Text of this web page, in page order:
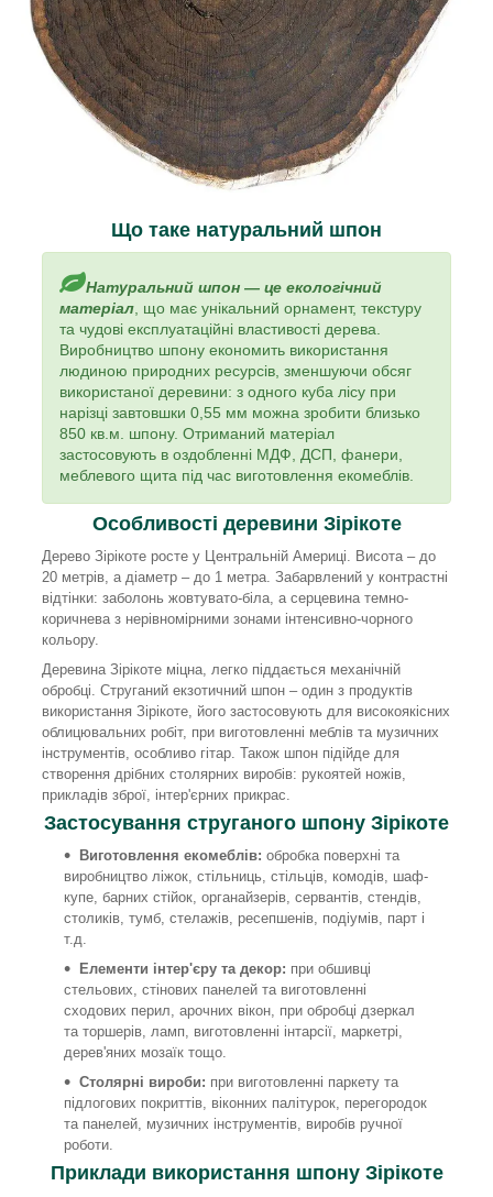
Що таке натуральний шпон
Натуральний шпон — це екологічний
матеріал , що має унікальний орнамент, текстуру
та чудові експлуатаційні властивості дерева.
Виробництво шпону економить використання
людиною природних ресурсів, зменшуючи обсяг
використаної деревини: з одного куба лісу при
нарізці завтовшки 0,55 мм можна зробити близько
850 кв.м. шпону. Отриманий матеріал
застосовують в оздобленні МДФ, ДСП, фанери,
меблевого щита під час виготовлення екомеблів.
Особливості деревини Зірікоте
Дерево Зірікоте росте у Центральній Америці. Висота – до
20 метрів, а діаметр – до 1 метра. Забарвлений у контрастні
відтінки: заболонь жовтувато-біла, а серцевина темно-
коричнева з нерівномірними зонами інтенсивно-чорного
кольору.
Деревина Зірікоте міцна, легко піддається механічній
обробці. Струганий екзотичний шпон – один з продуктів
використання Зірікоте, його застосовують для високоякісних
облицювальних робіт, при виготовленні меблів та музичних
інструментів, особливо гітар. Також шпон підійде для
створення дрібних столярних виробів: рукоятей ножів,
прикладів зброї, інтер'єрних прикрас.
Застосування струганого шпону Зірікоте
Виготовлення екомеблів: обробка поверхні та
виробництво ліжок, стільниць, стільців, комодів, шаф-
купе, барних стійок, органайзерів, сервантів, стендів,
столиків, тумб, стелажів, ресепшенів, подіумів, парт і
т.д.
Елементи інтер'єру та декор: при обшивці
стельових, стінових панелей та виготовленні
сходових перил, арочних вікон, при обробці дзеркал
та торшерів, ламп, виготовленні інтарсії, маркетрі,
дерев'яних мозаїк тощо.
Столярні вироби: при виготовленні паркету та
підлогових покриттів, віконних палітурок, перегородок
та панелей, музичних інструментів, виробів ручної
роботи.
Приклади використання шпону Зірікоте